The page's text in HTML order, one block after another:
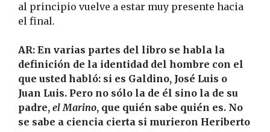
al principio vuelve a estar muy presente hacia
el final.
AR: En varias partes del libro se habla la
definición de la identidad del hombre con el
que usted habló: si es Galdino, José Luis o
Juan Luis. Pero no sólo la de él sino la de su
padre, el Marino, que quién sabe quién es. No
se sabe a ciencia cierta si murieron Heriberto